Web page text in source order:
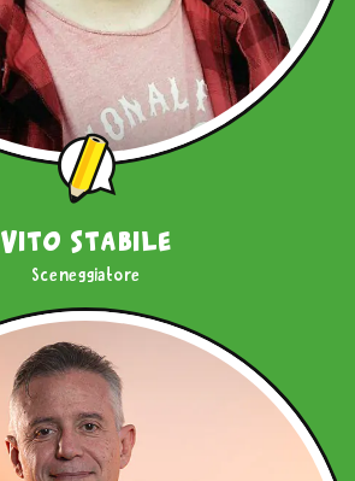
Vito Stabile
Sceneggiatore